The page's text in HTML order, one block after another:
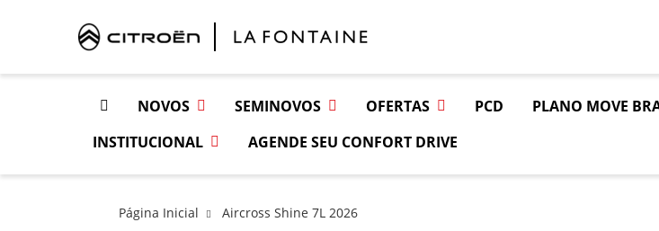
NOVOS SEMINOVOS OFERTAS PCD PLANO MOVE
INSTITUCIONAL
AGENDE SEU CONFORT DRIVE
Página Inicial Aircross Shine 7L 2026